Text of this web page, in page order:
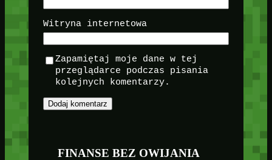
Witryna internetowa
Zapamiętaj moje dane w tej
przeglądarce podczas pisania
kolejnych komentarzy.
FINANSE BEZ OWIJANIA